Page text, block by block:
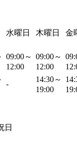
水曜日 木曜日 金
09:00～
12:00
09:00～
12:00
-
14:30～
19:00
日